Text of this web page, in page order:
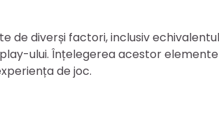
de diverși factori, inclusiv echivalentul
ului. Înțelegerea acestor elemente
de joc.